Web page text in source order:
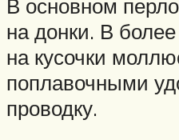
В основном
на донки. В
на кусочки
поплавочными
проводку.